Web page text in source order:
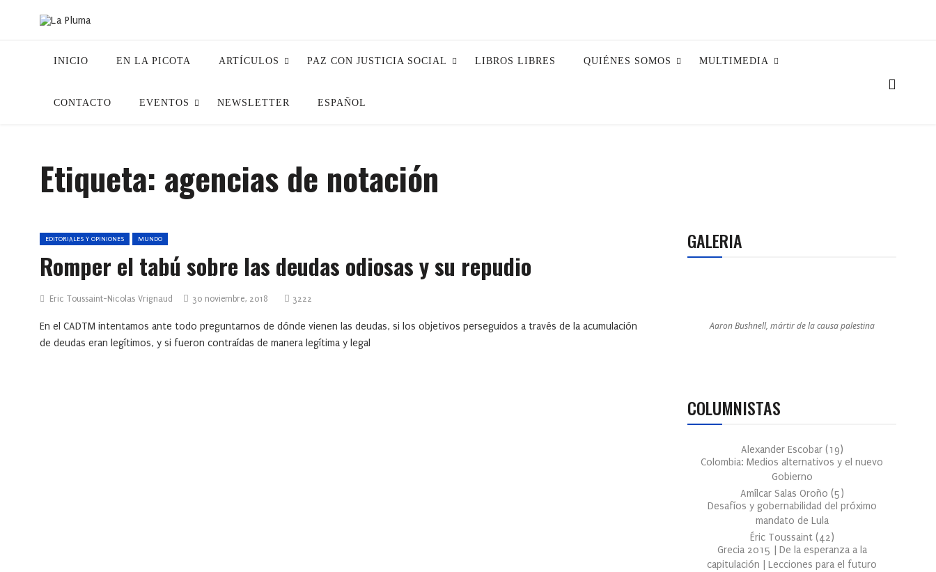
INICIO EN LA PICOTA ARTÍCULOS PAZ CON JUSTICIA SOCIAL LIBROS LIBRES QUIÉNES SOMOS MULTIMEDIA
CONTACTO EVENTOS NEWSLETTER ESPAÑOL
Etiqueta: agencias de notación
EDITORIALES Y OPINIONES MUNDO
Romper el tabú sobre las deudas odiosas y su repudio
Eric Toussaint-Nicolas Vrignaud 30 noviembre, 2018 3222
En el CADTM intentamos ante todo preguntarnos de dónde vienen las deudas, si los objetivos perseguidos a través de la acumulación
de deudas eran legítimos, y si fueron contraídas de manera legítima y legal
GALERIA
Aaron Bushnell, mártir de la causa palestina
COLUMNISTAS
Alexander Escobar (19)
Colombia: Medios alternativos y el nuevo
Gobierno
Amílcar Salas Oroño (5)
Desafíos y gobernabilidad del próximo
mandato de Lula
Éric Toussaint (42)
Grecia 2015 | De la esperanza a la
capitulación | Lecciones para el futuro